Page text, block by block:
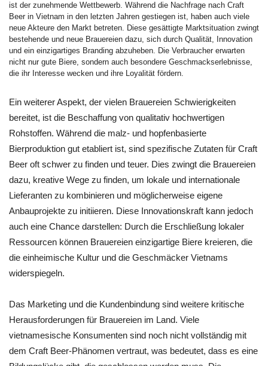
ist der zunehmende Wettbewerb. Während die Nachfrage nach Craft
Beer in Vietnam in den letzten Jahren gestiegen ist, haben auch viele
neue Akteure den Markt betreten. Diese gesättigte Marktsituation zwingt
bestehende und neue Brauereien dazu, sich durch Qualität, Innovation
und ein einzigartiges Branding abzuheben. Die Verbraucher erwarten
nicht nur gute Biere, sondern auch besondere Geschmackserlebnisse,
die ihr Interesse wecken und ihre Loyalität fördern.
Ein weiterer Aspekt, der vielen Brauereien Schwierigkeiten
bereitet, ist die Beschaffung von qualitativ hochwertigen
Rohstoffen. Während die malz- und hopfenbasierte
Bierproduktion gut etabliert ist, sind spezifische Zutaten für Craft
Beer oft schwer zu finden und teuer. Dies zwingt die Brauereien
dazu, kreative Wege zu finden, um lokale und internationale
Lieferanten zu kombinieren und möglicherweise eigene
Anbauprojekte zu initiieren. Diese Innovationskraft kann jedoch
auch eine Chance darstellen: Durch die Erschließung lokaler
Ressourcen können Brauereien einzigartige Biere kreieren, die
die einheimische Kultur und die Geschmäcker Vietnams
widerspiegeln.
Das Marketing und die Kundenbindung sind weitere kritische
Herausforderungen für Brauereien im Land. Viele
vietnamesische Konsumenten sind noch nicht vollständig mit
dem Craft Beer-Phänomen vertraut, was bedeutet, dass es eine